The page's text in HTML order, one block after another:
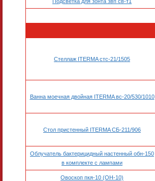
Стеллаж ITERMA стс-21/1505
Ванна моечная двойная ITERMA вс-20/530/1010
Стол пристенный ITERMA СБ-211/906
Облучатель бактерицидный настенный обн-150
в комплекте с лампами
Овоскоп пкя-10 (ОН-10)